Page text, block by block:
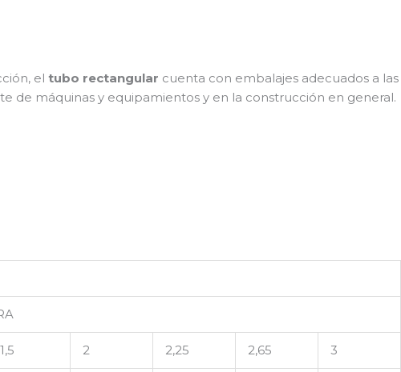
el tubo rectangular cuenta con embalajes adecuados a las
de máquinas y equipamientos y en la construcción en general.
1,5 2 2,25 2,65 3